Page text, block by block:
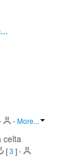
-More...
celta
[3 ]-